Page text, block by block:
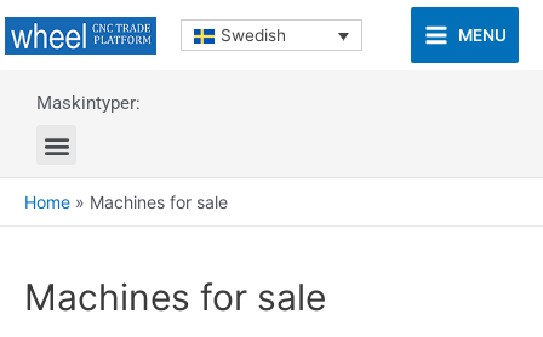
Swedish MENU
Maskintyper:
Home » Machines for sale
Machines for sale